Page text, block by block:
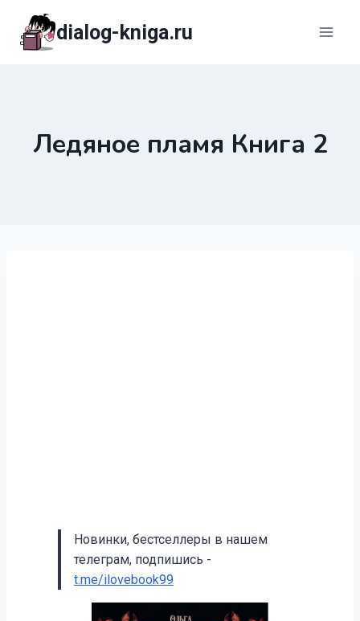
содержимому
dialog-kniga.ru
Ледяное пламя Книга 2
Новинки, бестселлеры в нашем
телеграм, подпишись -
t.me/ilovebook99